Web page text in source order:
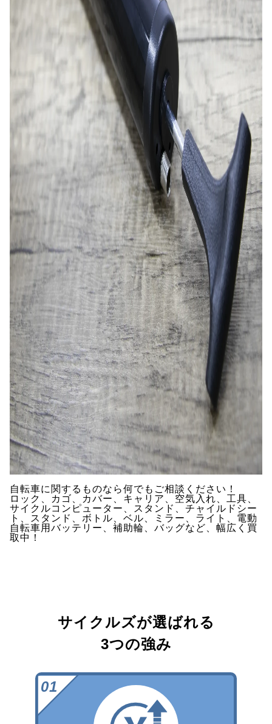
自転車に関するものなら何でもご相談ください！
ロック、カゴ、カバー、キャリア、空気入れ、工具、
サイクルコンピューター、スタンド、チャイルドシー
ト、スタンド、ボトル、ベル、ミラー、ライト、電動
自転車用バッテリー、補助輪、バッグなど、幅広く買
取中！
サイクルズが選ばれる
3つの強み